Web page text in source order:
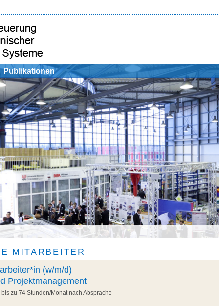
Publikationen
MITARBEITER
(w/m/d)
Projektmanagement
zu 74 Stunden/Monat nach Absprache